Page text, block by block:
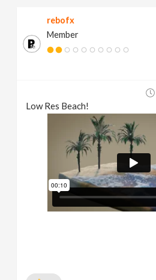
rebofx
Member
Low Res Beach!